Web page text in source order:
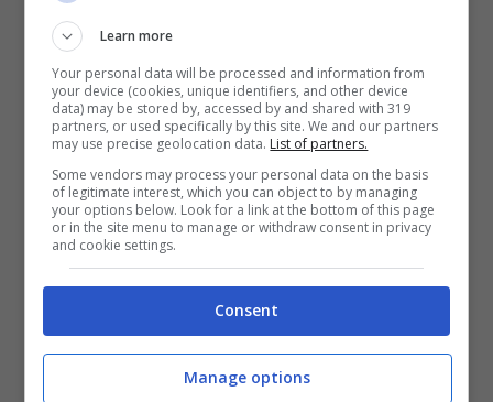
assoluto, dal momento che la si era già vista
sulla 911 Carrera GTS del 2024, anche se qui
non mancano delle novità. Arrivano infatti
due turbo elettrici, detti anche eTurbo, invece
che uno solo, così da aumentare le
performance. Anche la risposta del motore
sarà migliore, e la coppia massima tocca
quota 800 Nm, tra i 2.300 ed i 6.000 giri al
Learn more
Your personal data will be processed and information from
your device (cookies, unique identifiers, and other device
data) may be stored by, accessed by and shared with 319
partners, or used specifically by this site. We and our partners
may use precise geolocation data. List of partners.
Some vendors may process your personal data on the basis
of legitimate interest, which you can object to by managing
your options below. Look for a link at the bottom of this page
or in the site menu to manage or withdraw consent in privacy
and cookie settings.
Consent
Manage options